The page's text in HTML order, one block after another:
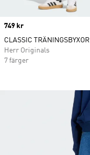
Price
749 kr
CLASSIC TRÄNINGSBYXOR
Herr Originals
7 färger